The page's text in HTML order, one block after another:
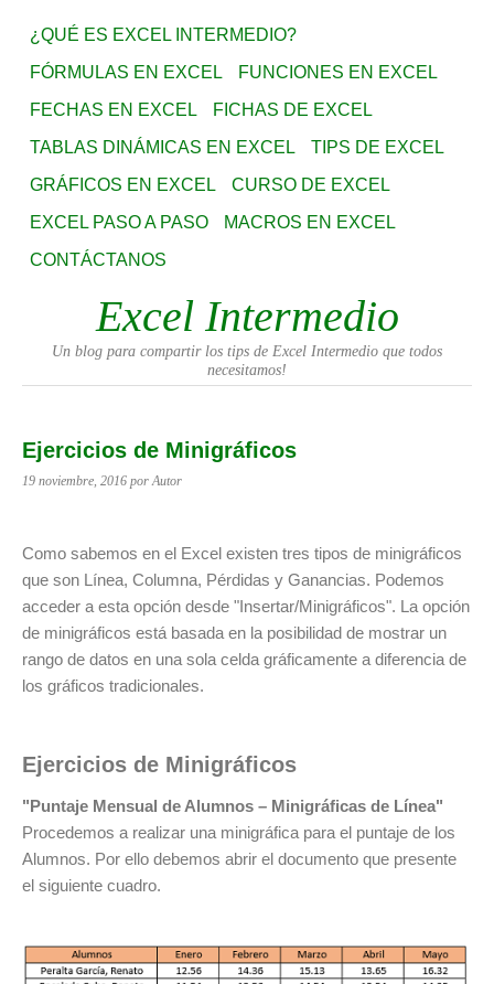
¿QUÉ ES EXCEL INTERMEDIO?
FÓRMULAS EN EXCEL
FUNCIONES EN EXCEL
FECHAS EN EXCEL
FICHAS DE EXCEL
TABLAS DINÁMICAS EN EXCEL
TIPS DE EXCEL
GRÁFICOS EN EXCEL
CURSO DE EXCEL
EXCEL PASO A PASO
MACROS EN EXCEL
CONTÁCTANOS
Excel Intermedio
Un blog para compartir los tips de Excel Intermedio que todos
necesitamos!
Ejercicios de Minigráficos
19 noviembre, 2016 por Autor
Como sabemos en el Excel existen tres tipos de minigráficos
que son Línea, Columna, Pérdidas y Ganancias. Podemos
acceder a esta opción desde "Insertar/Minigráficos". La opción
de minigráficos está basada en la posibilidad de mostrar un
rango de datos en una sola celda gráficamente a diferencia de
los gráficos tradicionales.
Ejercicios de Minigráficos
"Puntaje Mensual de Alumnos – Minigráficas de Línea"
Procedemos a realizar una minigráfica para el puntaje de los
Alumnos. Por ello debemos abrir el documento que presente
el siguiente cuadro.